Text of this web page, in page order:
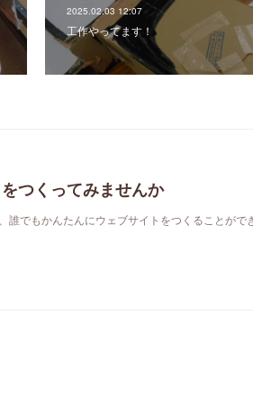
2025.02.03 12:07
工作やってます！
つくってみませんか
誰でもかんたんにウェブサイトをつくることがで